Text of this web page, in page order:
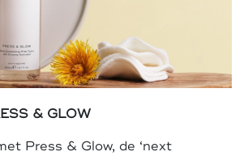
& GLOW
Press & Glow, de ‘next